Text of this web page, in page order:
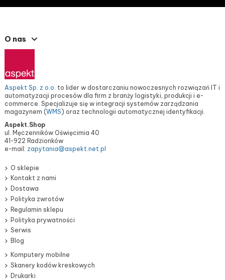
O nas
Aspekt Sp. z o.o. to lider w dostarczaniu nowoczesnych rozwiązań IT i
automatyzacji procesów dla firm z branży logistyki, produkcji i e-
commerce. Specjalizuje się w integracji systemów zarządzania
magazynem (WMS) oraz technologii automatycznej identyfikacji.
Aspekt.Shop
ul. Męczenników Oświęcimia 40
41-922 Radzionków
e-mail: zapytania@aspekt.net.pl
O sklepie
Kontakt z nami
Dostawa
Polityka zwrotów
Regulamin sklepu
Polityka prywatności
Serwis
Blog
Komputery mobilne
Skanery kodów kreskowych
Drukarki